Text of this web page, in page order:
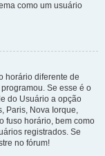
como um usuário
horário diferente de
Se esse é o
do Usuário a opção
Paris, Nova Iorque,
fuso horário, bem como
registrados. Se
no fórum!